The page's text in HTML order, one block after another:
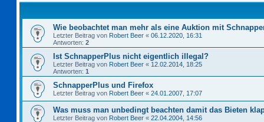
Wie beobachtet man mehr als eine Auktion mit
Letzter Beitrag von Robert Beer « 06.12.2020, 16:31
Antworten: 2
Ist SchnapperPlus nicht eigentlich illegal?
Letzter Beitrag von Robert Beer « 12.02.2014, 18:25
Antworten: 1
SchnapperPlus und Firefox
Letzter Beitrag von Robert Beer « 24.01.2007, 17:07
Was muss man unbedingt beachten damit das Bieten
Letzter Beitrag von Robert Beer « 22.04.2004, 14:56